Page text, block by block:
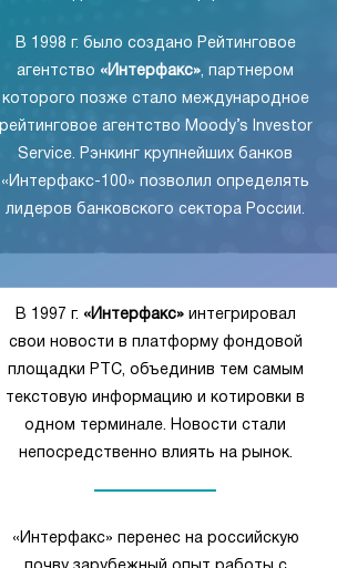
В 1998 г. было создано Рейтинговое
агентство «Интерфакс», партнером
которого позже стало международное
рейтинговое агентство Moody’s Investor
Service. Рэнкинг крупнейших банков
«Интерфакс-100» позволил определять
лидеров банковского сектора России.
В 1997 г. «Интерфакс»интегрировал
свои новости в платформу фондовой
площадки РТС, объединив тем самым
текстовую информацию и котировки в
одном терминале. Новости стали
непосредственно влиять на рынок.
«Интерфакс» перенес на российскую